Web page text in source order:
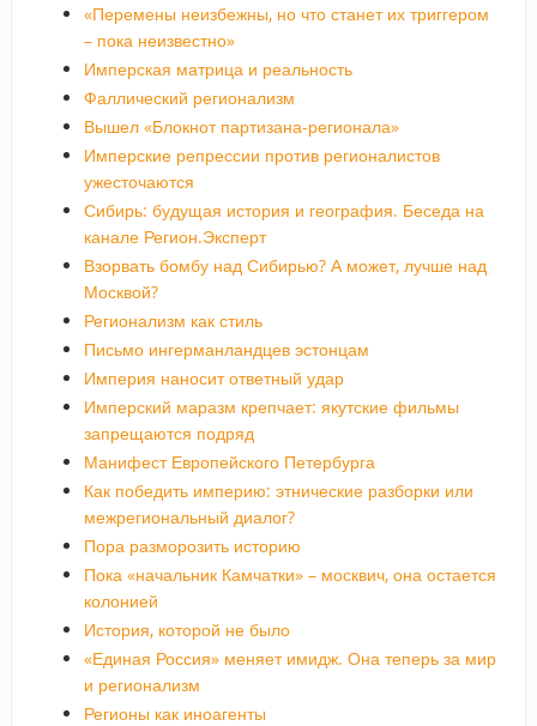
«Перемены неизбежны, но что станет их триггером
– пока неизвестно»
Имперская матрица и реальность
Фаллический регионализм
Вышел «Блокнот партизана-регионала»
Имперские репрессии против регионалистов
ужесточаются
Сибирь: будущая история и география. Беседа на
канале Регион.Эксперт
Взорвать бомбу над Сибирью? А может, лучше над
Москвой?
Регионализм как стиль
Письмо ингерманландцев эстонцам
Империя наносит ответный удар
Имперский маразм крепчает: якутские фильмы
запрещаются подряд
Манифест Европейского Петербурга
Как победить империю: этнические разборки или
межрегиональный диалог?
Пора разморозить историю
Пока «начальник Камчатки» – москвич, она остается
колонией
История, которой не было
«Единая Россия» меняет имидж. Она теперь за мир
и регионализм
Регионы как иноагенты